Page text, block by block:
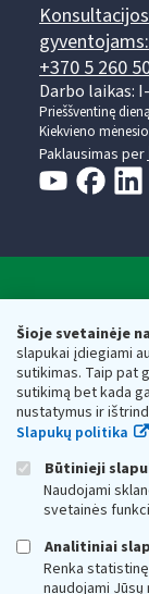
Šioje svetainėje
slapukai įdiegiami
sutikimas. Taip pat
sutikimą bet kada
nustatymus ir
Slapukų politika
Būtinieji
Naudojami
svetainės
Analitiniai
Renka
naudojami
gyventojams:
+370 5 260
Darbo laikas:
Prieššventinę
Kiekvieno
Paklausimas per
Respublikos
Biudžetinė
adresas: Vasario
vmi@vmi.lt, E.
Duomenys apie
Respublikos